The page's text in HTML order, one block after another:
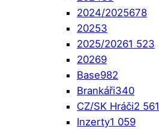
2024/2025678
20253
2025/20261 523
20269
Base982
Brankáři340
CZ/SK Hráči2 561
Inzerty1 059